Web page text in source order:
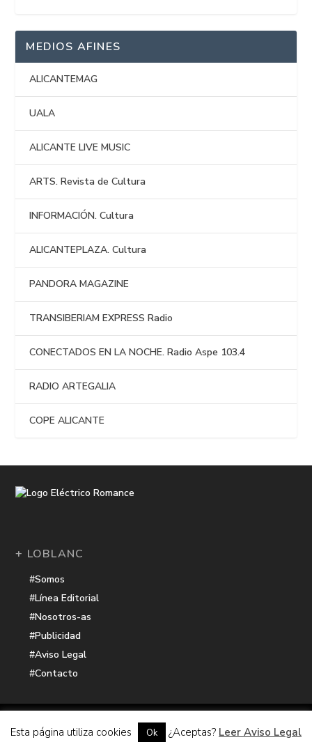
MEDIOS AFINES
ALICANTEMAG
UALA
ALICANTE LIVE MUSIC
ARTS. Revista de Cultura
INFORMACIÓN. Cultura
ALICANTEPLAZA. Cultura
PANDORA MAGAZINE
TRANSIBERIAM EXPRESS Radio
CONECTADOS EN LA NOCHE. Radio Aspe 103.4
RADIO ARTEGALIA
COPE ALICANTE
+ LOBLANC
#Somos
#Línea Editorial
#Nosotros-as
#Publicidad
#Aviso Legal
#Contacto
Electrico Romance
Hacker Harbor
Esta página utiliza cookies Ok ¿Aceptas? Leer Aviso Legal